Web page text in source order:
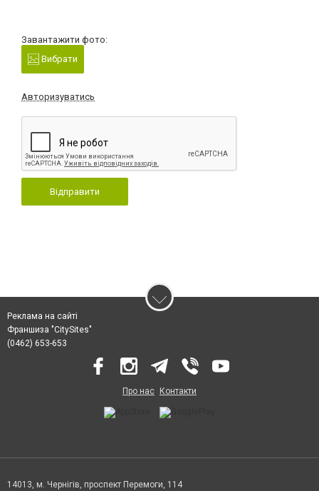
Завантажити фото:
Вибрати
Авторизуватись
Відправити
Реклама на сайті
Франшиза "CitySites"
(0462) 653-653
Про нас Контакти
14013, м. Чернігів, проспект Перемоги, 114